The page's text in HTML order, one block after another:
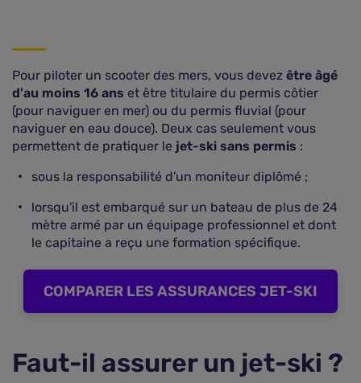
Pour piloter un scooter des mers, vous devez être âgé
d'au moins 16 ans et être titulaire du permis côtier
(pour naviguer en mer) ou du permis fluvial (pour
naviguer en eau douce). Deux cas seulement vous
permettent de pratiquer le jet-ski sans permis :
sous la responsabilité d'un moniteur diplômé ;
lorsqu'il est embarqué sur un bateau de plus de 24
mètre armé par un équipage professionnel et dont
le capitaine a reçu une formation spécifique.
COMPARER LES ASSURANCES JET-SKI
Faut-il assurer un jet-ski ?